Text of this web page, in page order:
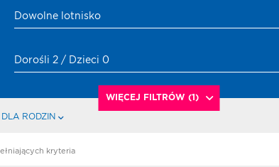
Dowolne lotnisko
Dorośli 2 / Dzieci 0
WIĘCEJ FILTRÓW (1)
DLA RODZIN
kryteria